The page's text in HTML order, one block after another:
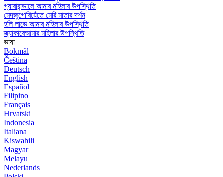
গ্যারাবান্ডালে আমার মহিলার উপস্থিতি
মেদজুগোরিয়েঁতে মেরি মাতার দর্শন
হলি লাভে আমার মহিলার উপস্থিতি
জ্যাকারেআমার মহিলার উপস্থিতি
ভাষা
Bokmål
Čeština
Deutsch
English
Español
Filipino
Français
Hrvatski
Indonesia
Italiana
Kiswahili
Magyar
Melayu
Nederlands